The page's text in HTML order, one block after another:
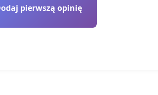
pierwszą opinię